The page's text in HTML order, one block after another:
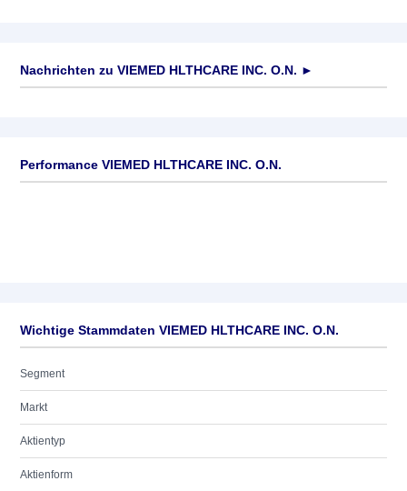
Nachrichten zu VIEMED HLTHCARE INC. O.N. ►
Performance VIEMED HLTHCARE INC. O.N.
Wichtige Stammdaten VIEMED HLTHCARE INC. O.N.
Segment
Markt
Aktientyp
Aktienform